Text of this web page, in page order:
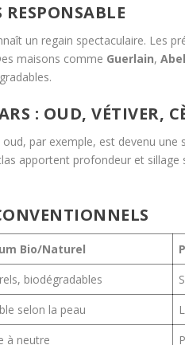
un regain spectaculaire. Les
maisons comme Guerlain,Abel
: OUD, VÉTIVER,
par exemple, est devenu
apportent profondeur et
Bio/Naturel
biodégradables
selon la peau
à neutre